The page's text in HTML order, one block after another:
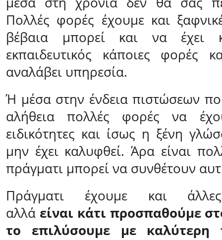
Πολλές φορές έχουμε και
βέβαια μπορεί και να έχει
εκπαιδευτικός κάποιες φορές
αναλάβει υπηρεσία.
Ή μέσα στην ένδεια πιστώσεων
αλήθεια πολλές φορές να
ειδικότητες και ίσως η ξένη
μην έχει καλυφθεί. Άρα είναι
πράγματι μπορεί να συνθέτουν
Πράγματι έχουμε και άλλες
αλλά είναι κάτι προσπαθούμε
το επιλύσουμε με καλύτερη